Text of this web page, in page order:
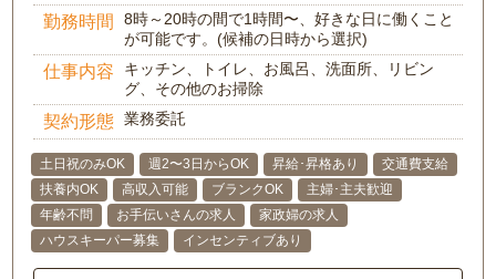
勤務時間
8時～20時の間で1時間〜、好きな日に働くこと
が可能です。(候補の日時から選択)
仕事内容
キッチン、トイレ、お風呂、洗面所、リビン
グ、その他のお掃除
契約形態 業務委託
土日祝のみOK 週2〜3日からOK 昇給･昇格あり
交通費支給
扶養内OK
高収入可能 ブランクOK
主婦･主夫歓迎
年齢不問
お手伝いさんの求人
家政婦の求人
ハウスキーパー募集
インセンティブあり